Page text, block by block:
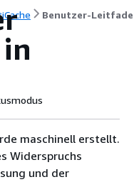
Benutzer-
maschinell erstellt.
Widerspruchs
und der